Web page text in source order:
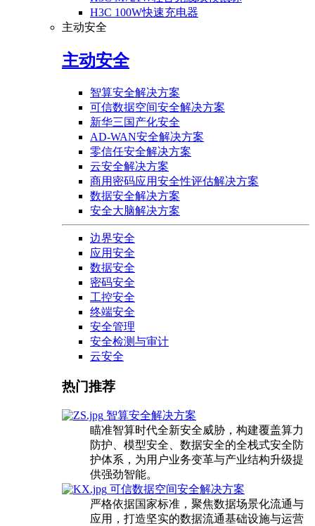
H3C 100W快速充电器
主动安全
主动安全
智算安全解决方案
可信数据空间安全解决方案
新华三国产化安全
AD-WAN安全解决方案
零信任安全解决方案
云安全解决方案
商用密码应用安全性评估解决方案
数据安全解决方案
安全大脑解决方案
边界安全
应用安全
数据安全
密码安全
工控安全
终端安全
安全管理
安全检测与审计
云安全
热门推荐
智算安全解决方案
瞄准智算时代全新安全威胁，构建覆盖算力
防护、模型安全、数据安全的全栈式安全防
护体系，为用户业务变革与产业结构升级提
供强劲智能。
可信数据空间安全解决方案
严格依据国家标准，聚焦数据场景化流通与
应用，打造坚实的数据流通基础设施与运营